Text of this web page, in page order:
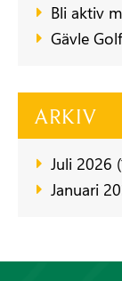
Bli aktiv
Gävle
ARKIV
Juli 2026
Januari